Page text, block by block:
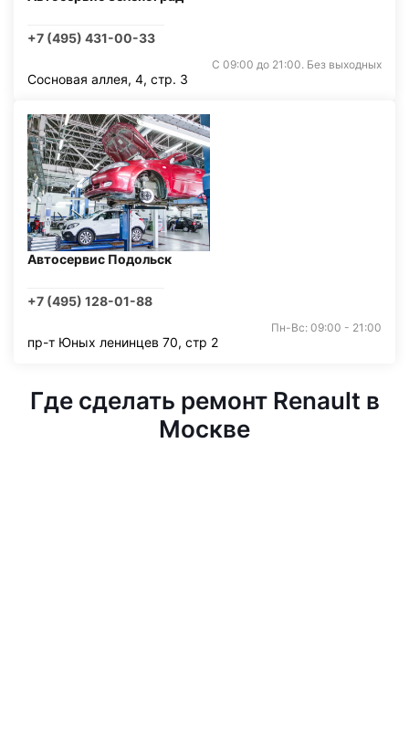
+7 (495) 431-00-33
С 09:00 до 21:00. Без выходных
Сосновая аллея, 4, стр. 3
Автосервис Подольск
+7 (495) 128-01-88
Пн-Вс: 09:00 - 21:00
пр-т Юных ленинцев 70, стр 2
Где сделать ремонт Renault в
Москве